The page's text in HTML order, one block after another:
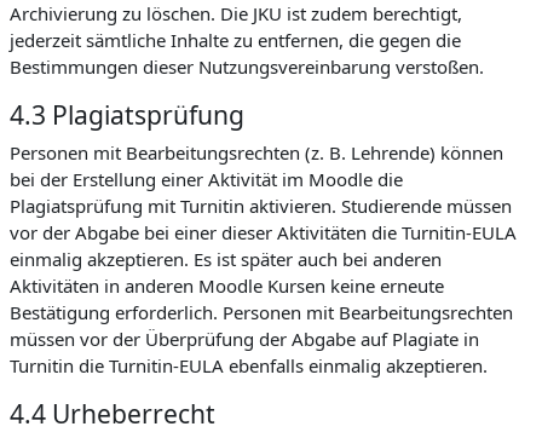
Archivierung zu löschen. Die JKU ist zudem berechtigt,
jederzeit sämtliche Inhalte zu entfernen, die gegen die
Bestimmungen dieser Nutzungsvereinbarung verstoßen.
4.3 Plagiatsprüfung
Personen mit Bearbeitungsrechten (z. B. Lehrende) können
bei der Erstellung einer Aktivität im Moodle die
Plagiatsprüfung mit Turnitin aktivieren. Studierende müssen
vor der Abgabe bei einer dieser Aktivitäten die Turnitin-EULA
einmalig akzeptieren. Es ist später auch bei anderen
Aktivitäten in anderen Moodle Kursen keine erneute
Bestätigung erforderlich. Personen mit Bearbeitungsrechten
müssen vor der Überprüfung der Abgabe auf Plagiate in
Turnitin die Turnitin-EULA ebenfalls einmalig akzeptieren.
4.4 Urheberrecht